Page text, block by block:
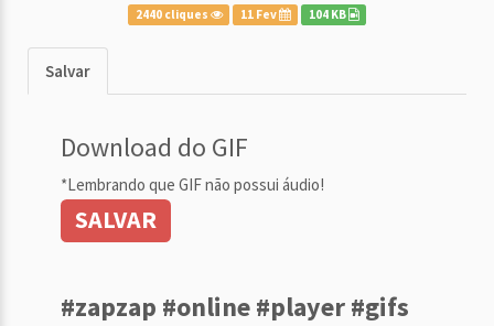
2440 cliques 11 Fev 104 KB
Salvar
Download do GIF
*Lembrando que GIF não possui áudio!
SALVAR
#zapzap #online #player #gifs